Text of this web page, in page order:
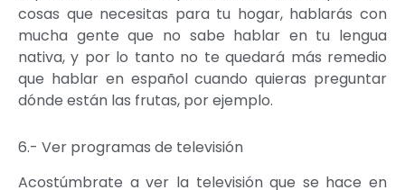
cosas que necesitas para tu hogar, hablarás con
mucha gente que no sabe hablar en tu lengua
nativa, y por lo tanto no te quedará más remedio
que hablar en español cuando quieras preguntar
dónde están las frutas, por ejemplo.
6.- Ver programas de televisión
Acostúmbrate a ver la televisión que se hace en